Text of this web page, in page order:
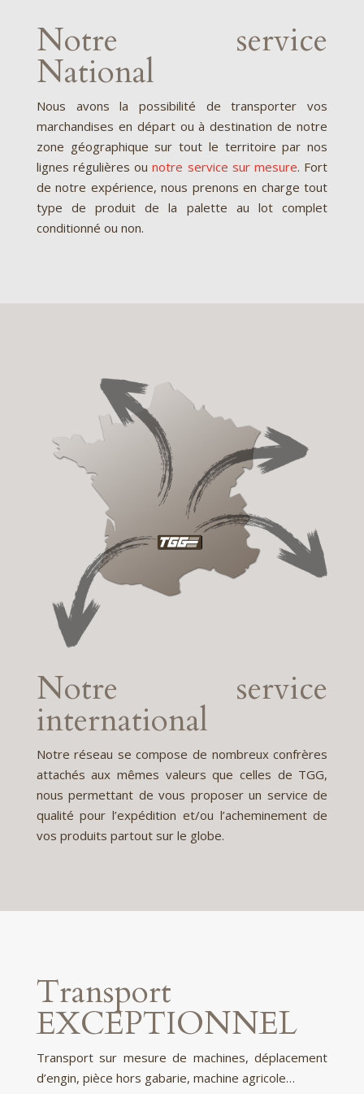
Notre service
National
Nous avons la possibilité de transporter vos
marchandises en départ ou à destination de notre
zone géographique sur tout le territoire par nos
lignes régulières ounotre service sur mesure. Fort
de notre expérience, nous prenons en charge tout
type de produit de la palette au lot complet
conditionné ou non.
Notre service
international
Notre réseau se compose de nombreux confrères
attachés aux mêmes valeurs que celles de TGG,
nous permettant de vous proposer un service de
qualité pour l’expédition et/ou l’acheminement de
vos produits partout sur le globe.
Transport
EXCEPTIONNEL
Transport sur mesure de machines, déplacement
d’engin, pièce hors gabarie, machine agricole…